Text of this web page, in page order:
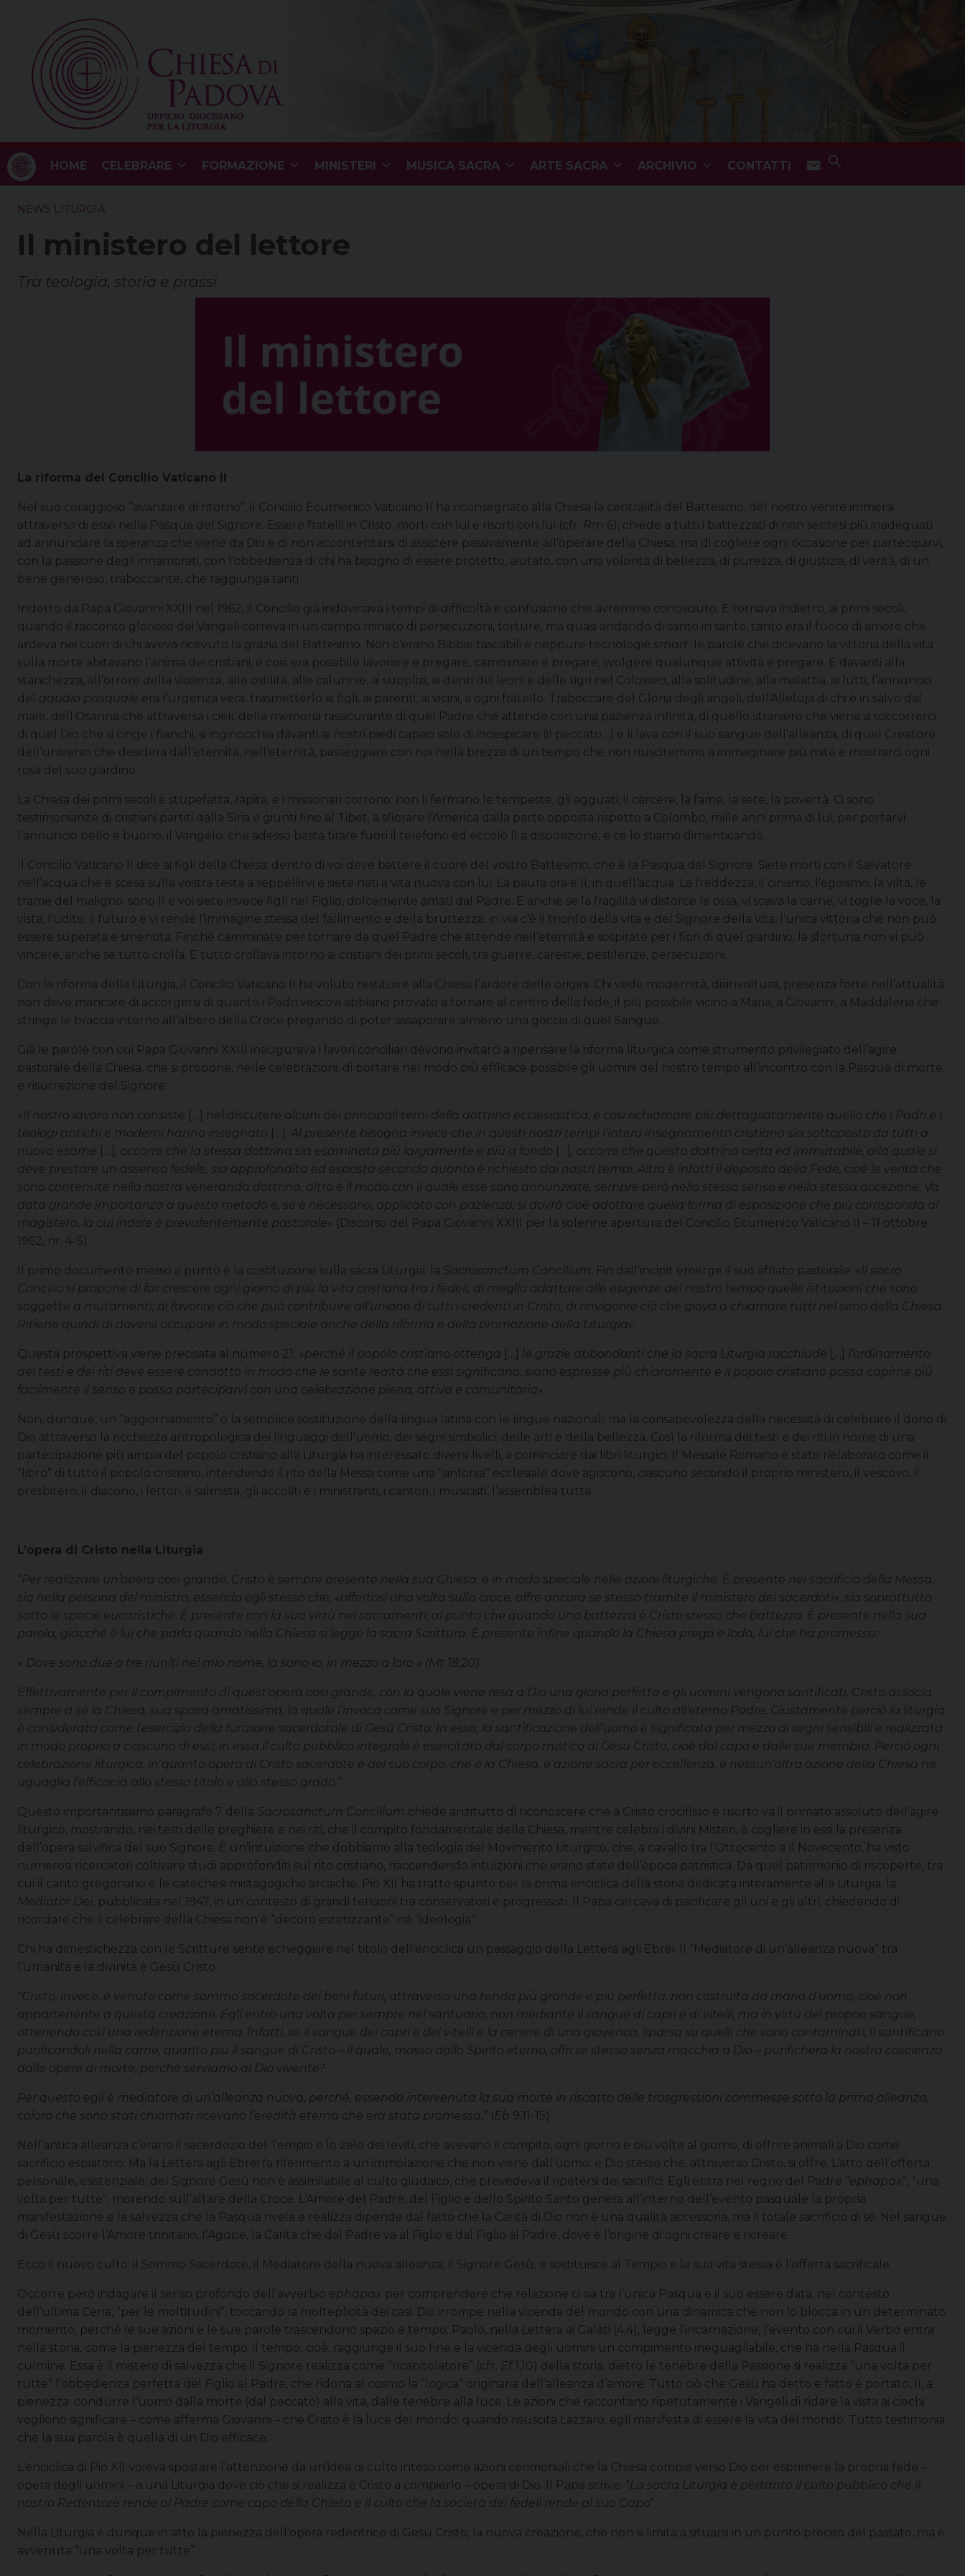
content
HOME CELEBRARE FORMAZIONE MINISTERI MUSICA SACRA ARTE SACRA ARCHIVIO CONTATTI
Search Button
NEWS LITURGIA
Il ministero del lettore
Tra teologia, storia e prassi
La riforma del Concilio Vaticano II
Nel suo coraggioso “avanzare di ritorno”, il Concilio Ecumenico Vaticano II ha riconsegnato alla Chiesa la centralità del Battesimo, del nostro venire immersi
attraverso di esso nella Pasqua del Signore. Essere fratelli in Cristo, morti con lui e risorti con lui (cfr. Rm 6), chiede a tutti i battezzati di non sentirsi più inadeguati
ad annunciare la speranza che viene da Dio e di non accontentarsi di assistere passivamente all’operare della Chiesa, ma di cogliere ogni occasione per parteciparvi,
con la passione degli innamorati, con l’obbedienza di chi ha bisogno di essere protetto, aiutato, con una volontà di bellezza, di purezza, di giustizia, di verità, di un
bene generoso, traboccante, che raggiunga tanti.
Indetto da Papa Giovanni XXIII nel 1962, il Concilio già indovinava i tempi di difficoltà e confusione che avremmo conosciuto. E tornava indietro, ai primi secoli,
quando il racconto glorioso dei Vangeli correva in un campo minato di persecuzioni, torture, ma quasi andando di santo in santo, tanto era il fuoco di amore che
ardeva nei cuori di chi aveva ricevuto la grazia del Battesimo. Non c’erano Bibbie tascabili e neppure tecnologie smart : le parole che dicevano la vittoria della vita
sulla morte abitavano l’anima dei cristiani, e così era possibile lavorare e pregare, camminare e pregare, svolgere qualunque attività e pregare. E davanti alla
stanchezza, all’orrore della violenza, alle ostilità, alle calunnie, ai supplizi, ai denti dei leoni e delle tigri nel Colosseo, alla solitudine, alla malattia, ai lutti, l’annuncio
del gaudio pasquale era l’urgenza vera: trasmetterlo ai figli, ai parenti, ai vicini, a ogni fratello. Traboccare del Gloria degli angeli, dell’Alleluja di chi è in salvo dal
male, dell’Osanna che attraversa i cieli, della memoria rassicurante di quel Padre che attende con una pazienza infinita, di quello straniero che viene a soccorrerci,
di quel Dio che si cinge i fianchi, si inginocchia davanti ai nostri piedi capaci solo di incespicare (il peccato…) e li lava con il suo sangue dell’alleanza, di quel Creatore
dell’universo che desidera dall’eternità, nell’eternità, passeggiare con noi nella brezza di un tempo che non riusciremmo a immaginare più mite e mostrarci ogni
rosa del suo giardino.
La Chiesa dei primi secoli è stupefatta, rapita, e i missionari corrono: non li fermano le tempeste, gli agguati, il carcere, la fame, la sete, la povertà. Ci sono
testimonianze di cristiani partiti dalla Siria e giunti fino al Tibet, a sfiorare l’America dalla parte opposta rispetto a Colombo, mille anni prima di lui, per portarvi
l’annuncio bello e buono, il Vangelo, che adesso basta tirare fuori il telefono ed eccolo lì a disposizione, e ce lo stiamo dimenticando…
Il Concilio Vaticano II dice ai figli della Chiesa: dentro di voi deve battere il cuore del vostro Battesimo, che è la Pasqua del Signore. Siete morti con il Salvatore
nell’acqua che è scesa sulla vostra testa a seppellirvi e siete nati a vita nuova con lui. La paura ora è lì, in quell’acqua. La freddezza, il cinismo, l’egoismo, la viltà, le
trame del maligno: sono lì e voi siete invece figli nel Figlio, dolcemente amati dal Padre. E anche se la fragilità vi distorce le ossa, vi scava la carne, vi toglie la voce, la
vista, l’udito, il futuro e vi rende l’immagine stessa del fallimento e della bruttezza, in voi c’è il trionfo della vita e del Signore della vita, l’unica vittoria che non può
essere superata e smentita. Finché camminate per tornare da quel Padre che attende nell’eternità e sospirate per i fiori di quel giardino, la sfortuna non vi può
vincere, anche se tutto crolla. E tutto crollava intorno ai cristiani dei primi secoli, tra guerre, carestie, pestilenze, persecuzioni.
Con la riforma della Liturgia, il Concilio Vaticano II ha voluto restituire alla Chiesa l’ardore delle origini. Chi vede modernità, disinvoltura, presenza forte nell’attualità
non deve mancare di accorgersi di quanto i Padri vescovi abbiano provato a tornare al centro della fede, il più possibile vicino a Maria, a Giovanni, a Maddalena che
stringe le braccia intorno all’albero della Croce pregando di poter assaporare almeno una goccia di quel Sangue.
Già le parole con cui Papa Giovanni XXIII inaugurava i lavori conciliari devono invitarci a ripensare la riforma liturgica come strumento privilegiato dell’agire
pastorale della Chiesa, che si propone, nelle celebrazioni, di portare nel modo più efficace possibile gli uomini del nostro tempo all’incontro con la Pasqua di morte
e risurrezione del Signore:
« Il nostro lavoro non consiste […] nel discutere alcuni dei principali temi della dottrina ecclesiastica, e così richiamare più dettagliatamente quello che i Padri e i
teologi antichi e moderni hanno insegnato […] . Al presente bisogna invece che in questi nostri tempi l’intero insegnamento cristiano sia sottoposto da tutti a
nuovo esame […] , occorre che la stessa dottrina sia esaminata più largamente e più a fondo […]
, occorre che questa dottrina certa ed immutabile, alla quale si
deve prestare un assenso fedele, sia approfondita ed esposta secondo quanto è richiesto dai nostri tempi. Altro è infatti il deposito della Fede, cioè le verità che
sono contenute nella nostra veneranda dottrina, altro è il modo con il quale esse sono annunziate, sempre però nello stesso senso e nella stessa accezione. Va
data grande importanza a questo metodo e, se è necessario, applicato con pazienza; si dovrà cioè adottare quella forma di esposizione che più corrisponda al
magistero, la cui indole è prevalentemente pastorale » (Discorso del Papa Giovanni XXIII per la solenne apertura del Concilio Ecumenico Vaticano II – 11 ottobre
1962, nr. 4-5).
Il primo documento messo a punto è la costituzione sulla sacra Liturgia: la Sacrosanctum Concilium . Fin dall’incipit emerge il suo afflato pastorale: « Il sacro
Concilio si propone di far crescere ogni giorno di più la vita cristiana tra i fedeli; di meglio adattare alle esigenze del nostro tempo quelle istituzioni che sono
soggette a mutamenti; di favorire ciò che può contribuire all’unione di tutti i credenti in Cristo; di rinvigorire ciò che giova a chiamare tutti nel seno della Chiesa.
Ritiene quindi di doversi occupare in modo speciale anche della riforma e della promozione della Liturgia
Questa prospettiva viene precisata al numero 21: « perché il popolo cristiano ottenga […] le grazie abbondanti che la sacra Liturgia racchiude […] l’ordinamento
dei testi e dei riti deve essere condotto in modo che le sante realtà che essi significano, siano espresse più chiaramente e il popolo cristiano possa capirne più
facilmente il senso e possa parteciparvi con una celebrazione piena, attiva e comunitaria
Non, dunque, un “aggiornamento” o la semplice sostituzione della lingua latina con le lingue nazionali, ma la consapevolezza della necessità di celebrare il dono di
Dio attraverso la ricchezza antropologica dei linguaggi dell’uomo, dei segni simbolici, delle arti e della bellezza. Così la riforma dei testi e dei riti in nome di una
partecipazione più ampia del popolo cristiano alla Liturgia ha interessato diversi livelli, a cominciare dai libri liturgici. Il Messale Romano è stato rielaborato come il
“libro” di tutto il popolo cristiano, intendendo il rito della Messa come una “sinfonia” ecclesiale dove agiscono, ciascuno secondo il proprio ministero, il vescovo, il
presbitero, il diacono, i lettori, il salmista, gli accoliti e i ministranti, i cantori, i musicisti, l’assemblea tutta.
L’opera di Cristo nella Liturgia
“Per realizzare un’opera così grande, Cristo è sempre presente nella sua Chiesa, e in modo speciale nelle azioni liturgiche. È presente nel sacrificio della Messa,
sia nella persona del ministro, essendo egli stesso che, «offertosi una volta sulla croce, offre ancora se stesso tramite il ministero dei sacerdoti», sia soprattutto
sotto le specie eucaristiche. È presente con la sua virtù nei sacramenti, al punto che quando uno battezza è Cristo stesso che battezza. È presente nella sua
parola, giacché è lui che parla quando nella Chiesa si legge la sacra Scrittura. È presente infine quando la Chiesa prega e loda, lui che ha promesso:
« Dove sono due o tre riuniti nel mio nome, là sono io, in mezzo a loro » (Mt 18,20).
Effettivamente per il compimento di quest’opera così grande, con la quale viene resa a Dio una gloria perfetta e gli uomini vengono santificati, Cristo associa
sempre a sé la Chiesa, sua sposa amatissima, la quale l’invoca come suo Signore e per mezzo di lui rende il culto all’eterno Padre. Giustamente perciò la liturgia
è considerata come l’esercizio della funzione sacerdotale di Gesù Cristo. In essa, la santificazione dell’uomo è significata per mezzo di segni sensibili e realizzata
in modo proprio a ciascuno di essi; in essa il culto pubblico integrale è esercitato dal corpo mistico di Gesù Cristo, cioè dal capo e dalle sue membra. Perciò ogni
celebrazione liturgica, in quanto opera di Cristo sacerdote e del suo corpo, che è la Chiesa, è azione sacra per eccellenza, e nessun’altra azione della Chiesa ne
uguaglia l’efficacia allo stesso titolo e allo stesso grado. ”
Questo importantissimo paragrafo 7 della Sacrosanctum Concilium chiede anzitutto di riconoscere che a Cristo crocifisso e risorto va il primato assoluto dell’agire
liturgico, mostrando, nei testi delle preghiere e nei riti, che il compito fondamentale della Chiesa, mentre celebra i divini Misteri, è cogliere in essi la presenza
dell’opera salvifica del suo Signore. È un’intuizione che dobbiamo alla teologia del Movimento Liturgico, che, a cavallo tra l’Ottocento e il Novecento, ha visto
numerosi ricercatori coltivare studi approfonditi sul rito cristiano, riaccendendo intuizioni che erano state dell’epoca patristica. Da quel patrimonio di riscoperte, tra
cui il canto gregoriano e le catechesi mistagogiche arcaiche, Pio XII ha tratto spunto per la prima enciclica della storia dedicata interamente alla Liturgia, la
Mediator Dei , pubblicata nel 1947, in un contesto di grandi tensioni tra conservatori e progressisti. Il Papa cercava di pacificare gli uni e gli altri, chiedendo di
ricordare che il celebrare della Chiesa non è “decoro estetizzante” né “ideologia”.
Chi ha dimestichezza con le Scritture sente echeggiare nel titolo dell’enciclica un passaggio della Lettera agli Ebrei. Il “Mediatore di un’alleanza nuova” tra
l’umanità e la divinità è Gesù Cristo:
“Cristo, invece, è venuto come sommo sacerdote dei beni futuri, attraverso una tenda più grande e più perfetta, non costruita da mano d’uomo, cioè non
appartenente a questa creazione. Egli entrò una volta per sempre nel santuario, non mediante il sangue di capri e di vitelli, ma in virtù del proprio sangue,
ottenendo così una redenzione eterna. Infatti, se il sangue dei capri e dei vitelli e la cenere di una giovenca, sparsa su quelli che sono contaminati, li santificano
purificandoli nella carne, quanto più il sangue di Cristo – il quale, mosso dallo Spirito eterno, offrì se stesso senza macchia a Dio – purificherà la nostra coscienza
dalle opere di morte, perché serviamo al Dio vivente?
Per questo egli è mediatore di un’alleanza nuova, perché, essendo intervenuta la sua morte in riscatto delle trasgressioni commesse sotto la prima alleanza,
coloro che sono stati chiamati ricevano l’eredità eterna che era stata promessa. ” (Eb 9,11-15)
Nell’antica alleanza c’erano il sacerdozio del Tempio e lo zelo dei leviti, che avevano il compito, ogni giorno e più volte al giorno, di offrire animali a Dio come
sacrificio espiatorio. Ma la Lettera agli Ebrei fa riferimento a un’immolazione che non viene dall’uomo: è Dio stesso che, attraverso Cristo, si offre. L’atto dell’offerta
personale, esistenziale, del Signore Gesù non è assimilabile al culto giudaico, che prevedeva il ripetersi dei sacrifici. Egli entra nel regno del Padre “ephapax ”, “una
volta per tutte”, morendo sull’altare della Croce. L’Amore del Padre, del Figlio e dello Spirito Santo genera all’interno dell’evento pasquale la propria
manifestazione e la salvezza che la Pasqua rivela e realizza dipende dal fatto che la Carità di Dio non è una qualità accessoria, ma il totale sacrificio di sé. Nel sangue
di Gesù scorre l’Amore trinitario, l’ Agape , la Carità che dal Padre va al Figlio e dal Figlio al Padre, dove è l’origine di ogni creare e ricreare.
Ecco il nuovo culto: il Sommo Sacerdote, il Mediatore della nuova alleanza, il Signore Gesù, si sostituisce al Tempio e la sua vita stessa è l’offerta sacrificale.
Occorre però indagare il senso profondo dell’avverbio ephapax per comprendere che relazione ci sia tra l’unica Pasqua e il suo essere data, nel contesto
dell’ultima Cena, “per le moltitudini”, toccando la molteplicità dei casi. Dio irrompe nella vicenda del mondo con una dinamica che non lo blocca in un determinato
momento, perché le sue azioni e le sue parole trascendono spazio e tempo. Paolo, nella Lettera ai Galati (4,4), legge l’incarnazione, l’evento con cui il Verbo entra
nella storia, come la pienezza del tempo: il tempo, cioè, raggiunge il suo fine e la vicenda degli uomini un compimento ineguagliabile, che ha nella Pasqua il
culmine. Essa è il mistero di salvezza che il Signore realizza come “ricapitolatore” (cfr. Ef1,10) della storia; dietro le tenebre della Passione si realizza “una volta per
tutte” l’obbedienza perfetta del Figlio al Padre, che ridona al cosmo la “logica” originaria dell’alleanza d’amore. Tutto ciò che Gesù ha detto e fatto è portato, lì, a
pienezza: condurre l’uomo dalla morte (dal peccato) alla vita, dalle tenebre alla luce. Le azioni che raccontano ripetutamente i Vangeli di ridare la vista ai ciechi
vogliono significare – come afferma Giovanni – che Cristo è la luce del mondo; quando risuscita Lazzaro, egli manifesta di essere la vita del mondo. Tutto testimonia
che la sua parola è quella di un Dio efficace.
L’enciclica di Pio XII voleva spostare l’attenzione da un’idea di culto inteso come azioni cerimoniali che la Chiesa compie verso Dio per esprimere la propria fede –
opera degli uomini – a una Liturgia dove ciò che si realizza è Cristo a compierlo – opera di Dio. Il Papa scrive: “La sacra Liturgia è pertanto il culto pubblico che il
nostro Redentore rende al Padre come capo della Chiesa e il culto che la società dei fedeli rende al suo Capo ”.
Nella Liturgia è dunque in atto la pienezza dell’opera redentrice di Gesù Cristo, la nuova creazione, che non si limita a situarsi in un punto preciso del passato, ma è
avvenuta “una volta per tutte”.